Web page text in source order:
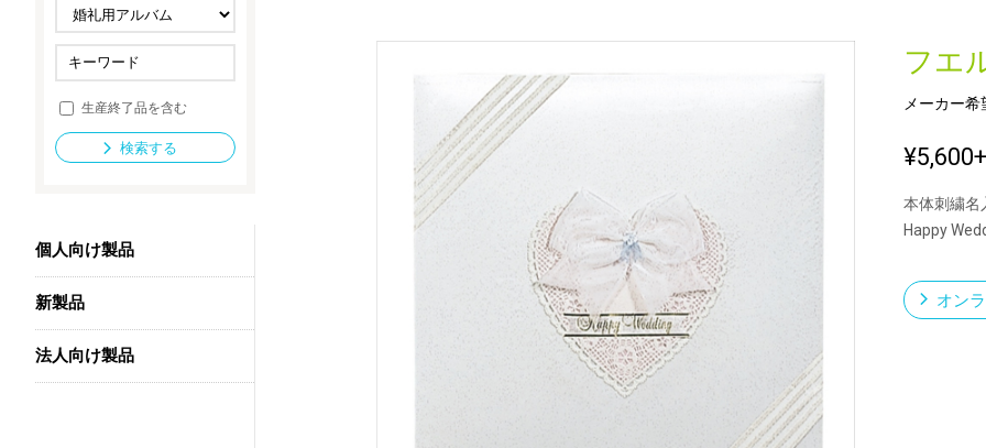
防災・
セキュリティ用品
法人向け製品
導入事例
フエ
メーカー
¥5,600
本体刺繍
Happy
オン
生産終了品を含む
検索する
個人向け製品
新製品
法人向け製品